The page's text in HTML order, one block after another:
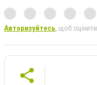
Авторизуйтесь, щоб оцінити